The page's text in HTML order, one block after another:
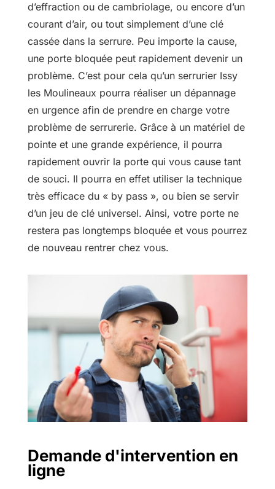
d’effraction ou de cambriolage, ou encore d’un
courant d’air, ou tout simplement d’une clé
cassée dans la serrure. Peu importe la cause,
une porte bloquée peut rapidement devenir un
problème. C’est pour cela qu’un serrurier Issy
les Moulineaux pourra réaliser un dépannage
en urgence afin de prendre en charge votre
problème de serrurerie. Grâce à un matériel de
pointe et une grande expérience, il pourra
rapidement ouvrir la porte qui vous cause tant
de souci. Il pourra en effet utiliser la technique
très efficace du « by pass », ou bien se servir
d’un jeu de clé universel. Ainsi, votre porte ne
restera pas longtemps bloquée et vous pourrez
de nouveau rentrer chez vous.
Demande d'intervention en
ligne